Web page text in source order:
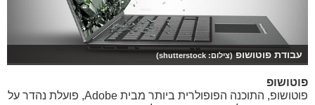
עבודת פוטושופ(צילום: shutterstock)
פוטושופ
פוטושופ, התוכנה הפופולרית ביותר מבית Adobe, פועלת נהדר על